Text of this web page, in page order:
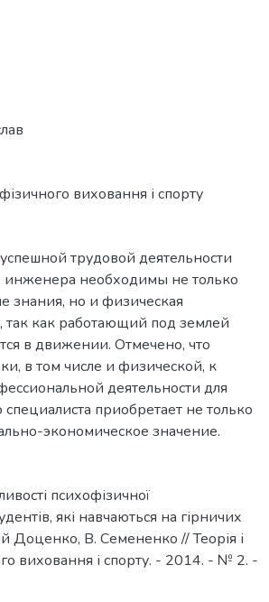
виховання і спорту
трудовой деятельности
инженера необходимы не только
знания, но и физическая
так как работающий под землей
в движении. Отмечено, что
в том числе и физической, к
деятельности для
приобретает не только
экономическое значение.
психофізичної
які навчаються на гірничих
Доценко, В. Семененко // Теорія і
виховання і спорту. - 2014. - № 2. -